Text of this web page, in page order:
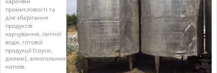
промисловості та
для зберігання
продуктів
харчування, питної
води, готової
продукції (соуси,
джеми), алкогольних
напоїв.